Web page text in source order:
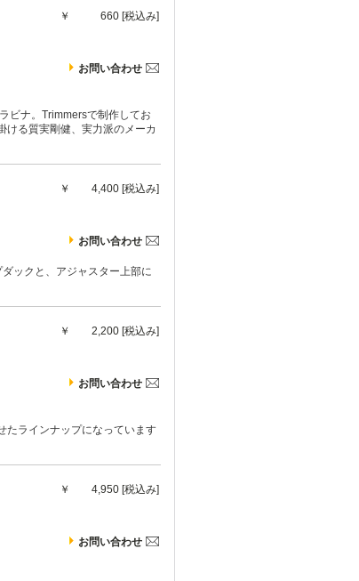
￥ 660 [税込み]
お問い合わせ
ビナ。Trimmersで制作してお
ける質実剛健、実力派のメーカ
￥ 4,400 [税込み]
お問い合わせ
ックと、アジャスター上部に
￥ 2,200 [税込み]
お問い合わせ
たラインナップになっています
￥ 4,950 [税込み]
お問い合わせ